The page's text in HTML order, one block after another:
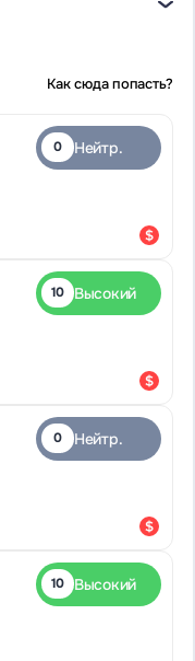
Как сюда попасть?
0 Нейтр.
10 Высокий
0 Нейтр.
10 Высокий